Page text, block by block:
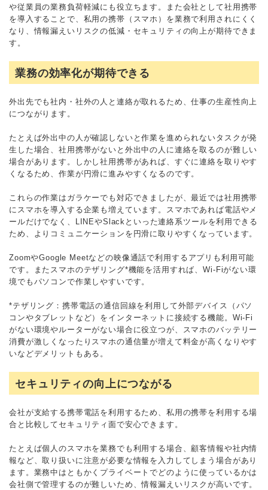
や従業員の業務負荷軽減にも役立ちます。また会社として社用携帯
を導入することで、私用の携帯（スマホ）を業務で利用されにくく
なり、情報漏えいリスクの低減・セキュリティの向上が期待できま
す。
業務の効率化が期待できる
外出先でも社内・社外の人と連絡が取れるため、仕事の生産性向上
につながります。
たとえば外出中の人が確認しないと作業を進められないタスクが発
生した場合、社用携帯がないと外出中の人に連絡を取るのが難しい
場合があります。しかし社用携帯があれば、すぐに連絡を取りやす
くなるため、作業が円滑に進みやすくなるのです。
これらの作業はガラケーでも対応できましたが、最近では社用携帯
にスマホを導入する企業も増えています。スマホであれば電話やメ
ールだけでなく、LINEやSlackといった連絡系ツールを利用できる
ため、よりコミュニケーションを円滑に取りやすくなっています。
ZoomやGoogle Meetなどの映像通話で利用するアプリも利用可能
です。またスマホのテザリング*機能を活用すれば、Wi-Fiがない環
境でもパソコンで作業しやすいです。
*テザリング：携帯電話の通信回線を利用して外部デバイス（パソ
コンやタブレットなど）をインターネットに接続する機能。Wi-Fi
がない環境やルーターがない場合に役立つが、スマホのバッテリー
消費が激しくなったりスマホの通信量が増えて料金が高くなりやす
いなどデメリットもある。
セキュリティの向上につながる
会社が支給する携帯電話を利用するため、私用の携帯を利用する場
合と比較してセキュリティ面で安心できます。
たとえば個人のスマホを業務でも利用する場合、顧客情報や社内情
報など、取り扱いに注意が必要な情報を入力してしまう場合があり
ます。業務中はともかくプライベートでどのように使っているかは
会社側で管理するのが難しいため、情報漏えいリスクが高いです。